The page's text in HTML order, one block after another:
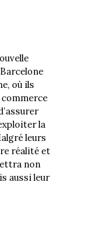
où ils
la
leurs
réalité et
non
aussi leur